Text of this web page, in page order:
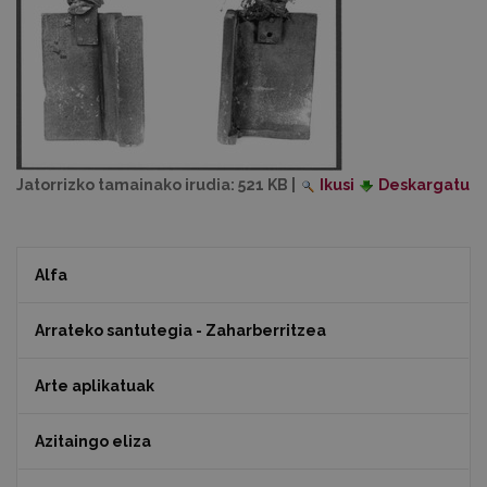
Jatorrizko tamainako irudia: 521 KB Ikusi Deskargatu
Alfa
Arrateko santutegia - Zaharberritzea
Arte aplikatuak
Azitaingo eliza